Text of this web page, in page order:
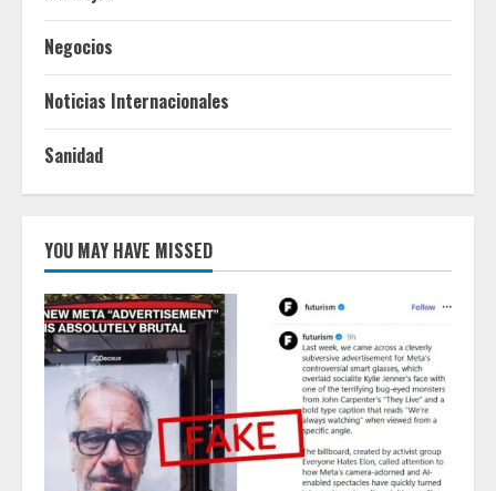
Negocios
Noticias Internacionales
Sanidad
YOU MAY HAVE MISSED